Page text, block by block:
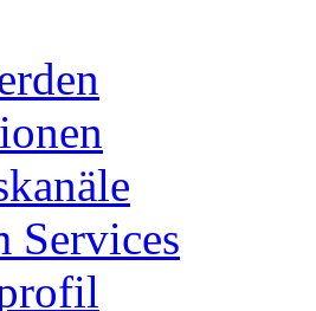
Pakete
Layout